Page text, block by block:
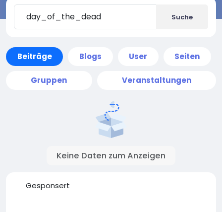
Suche
Beiträge Blogs User Seiten
Gruppen Veranstaltungen
Keine Daten zum Anzeigen
Gesponsert